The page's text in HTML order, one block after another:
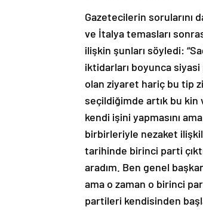
Gazetecilerin sorularını
ve İtalya temasları
ilişkin şunları söyledi:
iktidarları boyunca
olan ziyaret hariç bu tip
seçildiğimde artık bu
kendi işini yapmasını
birbirleriyle nezaket
tarihinde birinci parti
aradım. Ben genel
ama o zaman o birinci
partileri kendisinden